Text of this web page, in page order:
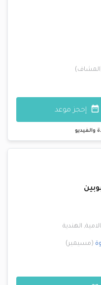
المشاف)
إحجز موعد
والفيديو
, الهندية
(مسيمير)